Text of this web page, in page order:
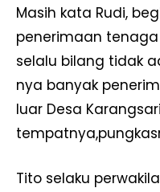
Masih kata Rudi,
penerimaan tenaga
selalu bilang tidak
nya banyak
luar Desa
Tito selaku